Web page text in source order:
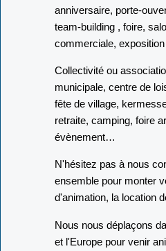
anniversaire, porte-
team-building , foire,
commerciale,
Collectivité ou
municipale, centre de
fête de village,
retraite, camping, foire
évènement…
N'hésitez pas à nous
ensemble pour monter
d'animation, la location
Nous nous déplaçons
et l'Europe pour venir